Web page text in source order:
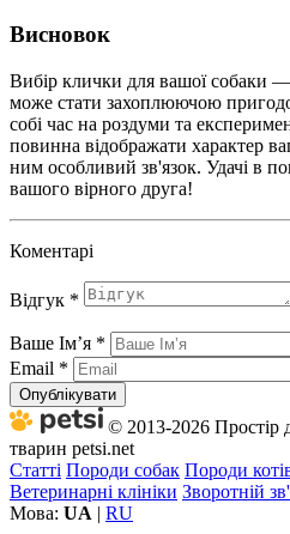
Висновок
Вибір клички для вашої собаки
може стати захоплюючою
собі час на роздуми та
повинна відображати характер
ним особливий зв'язок. Удачі в
вашого вірного друга!
Коментарі
Відгук *
Ваше Імʼя *
Email *
Опублікувати
© 2013-2026 Простір
тварин petsi.net
Статті Породи собак Породи
Ветеринарні клініки Зворотній
Мова: UA | RU